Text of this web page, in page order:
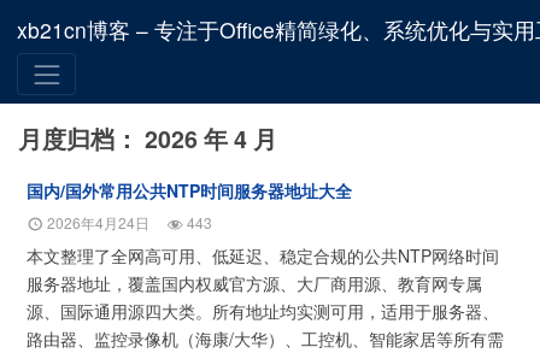
xb21cn博客 – 专注于Office精简绿化、系统优化与实
月度归档： 2026 年 4 月
国内/国外常用公共NTP时间服务器地址大全
2026年4月24日 443
本文整理了全网高可用、低延迟、稳定合规的公共NTP网络时间
服务器地址，覆盖国内权威官方源、大厂商用源、教育网专属
源、国际通用源四大类。所有地址均实测可用，适用于服务器、
路由器、监控录像机（海康/大华）、工控机、智能家居等所有需